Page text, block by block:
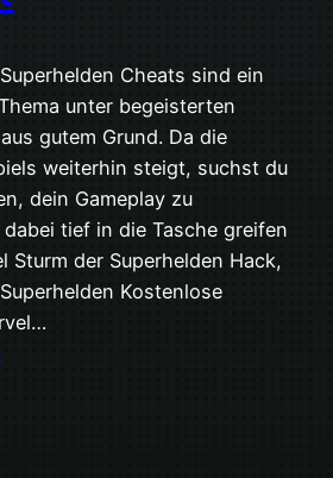
Cheats sind ein
unter begeisterten
gutem Grund. Da die
weiterhin steigt, suchst du
dein Gameplay zu
tief in die Tasche greifen
Sturm der Superhelden Hack,
Kostenlose